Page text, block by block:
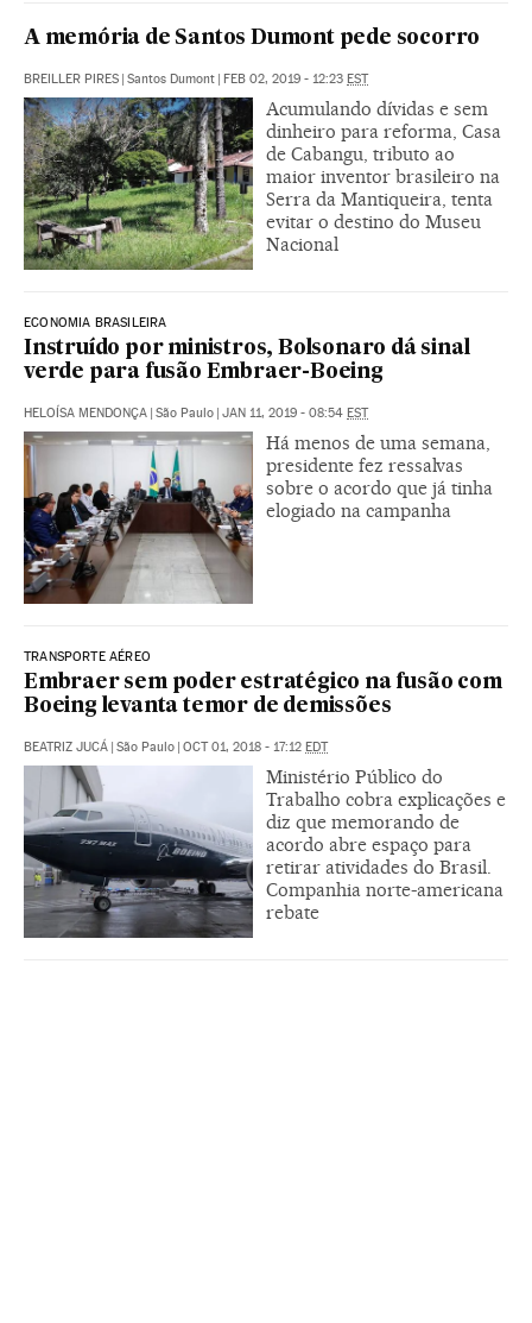
A memória de Santos Dumont pede socorro
BREILLER PIRES Santos Dumont FEB 02, 2019 - 12:23 EST
Acumulando dívidas e sem
dinheiro para reforma, Casa
de Cabangu, tributo ao
maior inventor brasileiro na
Serra da Mantiqueira, tenta
evitar o destino do Museu
Nacional
ECONOMIA BRASILEIRA
Instruído por ministros, Bolsonaro dá sinal
verde para fusão Embraer-Boeing
HELOÍSA MENDONÇA | São Paulo | JAN 11, 2019 - 08:54 EST
Há menos de uma semana,
presidente fez ressalvas
sobre o acordo que já tinha
elogiado na campanha
TRANSPORTE AÉREO
Embraer sem poder estratégico na fusão com
Boeing levanta temor de demissões
BEATRIZ JUCÁ | São Paulo | OCT 01, 2018 - 17:12 EDT
Ministério Público do
Trabalho cobra explicações e
diz que memorando de
acordo abre espaço para
retirar atividades do Brasil.
Companhia norte-americana
rebate